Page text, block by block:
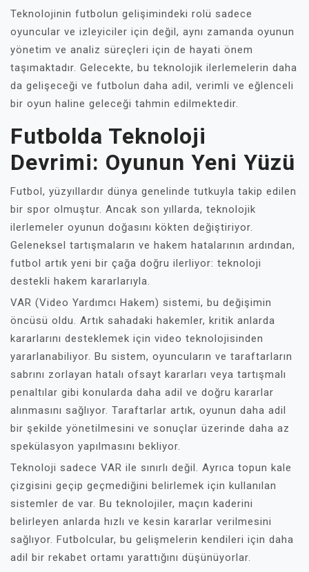
Teknolojinin futbolun gelişimindeki rolü sadece
oyuncular ve izleyiciler için değil, aynı zamanda oyunun
yönetim ve analiz süreçleri için de hayati önem
taşımaktadır. Gelecekte, bu teknolojik ilerlemelerin daha
da gelişeceği ve futbolun daha adil, verimli ve eğlenceli
bir oyun haline geleceği tahmin edilmektedir.
Futbolda Teknoloji
Devrimi: Oyunun Yeni Yüzü
Futbol, yüzyıllardır dünya genelinde tutkuyla takip edilen
bir spor olmuştur. Ancak son yıllarda, teknolojik
ilerlemeler oyunun doğasını kökten değiştiriyor.
Geleneksel tartışmaların ve hakem hatalarının ardından,
futbol artık yeni bir çağa doğru ilerliyor: teknoloji
destekli hakem kararlarıyla.
VAR (Video Yardımcı Hakem) sistemi, bu değişimin
öncüsü oldu. Artık sahadaki hakemler, kritik anlarda
kararlarını desteklemek için video teknolojisinden
yararlanabiliyor. Bu sistem, oyuncuların ve taraftarların
sabrını zorlayan hatalı ofsayt kararları veya tartışmalı
penaltılar gibi konularda daha adil ve doğru kararlar
alınmasını sağlıyor. Taraftarlar artık, oyunun daha adil
bir şekilde yönetilmesini ve sonuçlar üzerinde daha az
spekülasyon yapılmasını bekliyor.
Teknoloji sadece VAR ile sınırlı değil. Ayrıca topun kale
çizgisini geçip geçmediğini belirlemek için kullanılan
sistemler de var. Bu teknolojiler, maçın kaderini
belirleyen anlarda hızlı ve kesin kararlar verilmesini
sağlıyor. Futbolcular, bu gelişmelerin kendileri için daha
adil bir rekabet ortamı yarattığını düşünüyorlar.